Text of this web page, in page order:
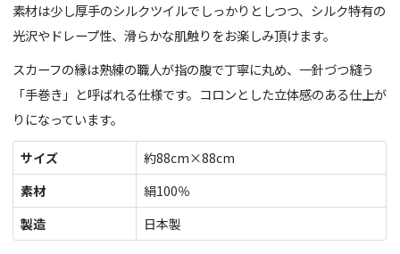
素材は少し厚手のシルクツイルでしっかりとしつつ、シルク特有の
光沢やドレープ性、滑らかな肌触りをお楽しみ頂けます。
スカーフの縁は熟練の職人が指の腹で丁寧に丸め、一針づつ縫う
「手巻き」と呼ばれる仕様です。コロンとした立体感のある仕上が
りになっています。
サイズ
約88cm×88cm
素材
絹100％
製造
日本製